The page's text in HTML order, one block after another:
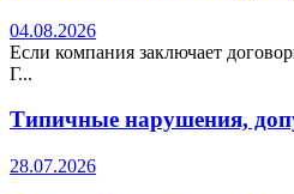
04.08.2026
Если компания заключает
Г...
Типичные нарушения,
28.07.2026